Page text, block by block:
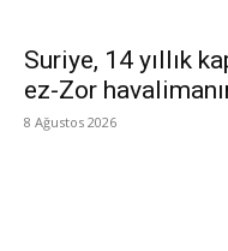
Suriye, 14 yıllık
ez-Zor
8 Ağustos 2026